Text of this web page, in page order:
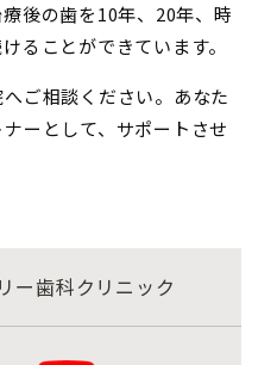
後の歯を10年、20年、時
ることができています。
ご相談ください。あなた
ーとして、サポートさせ
ー歯科クリニック